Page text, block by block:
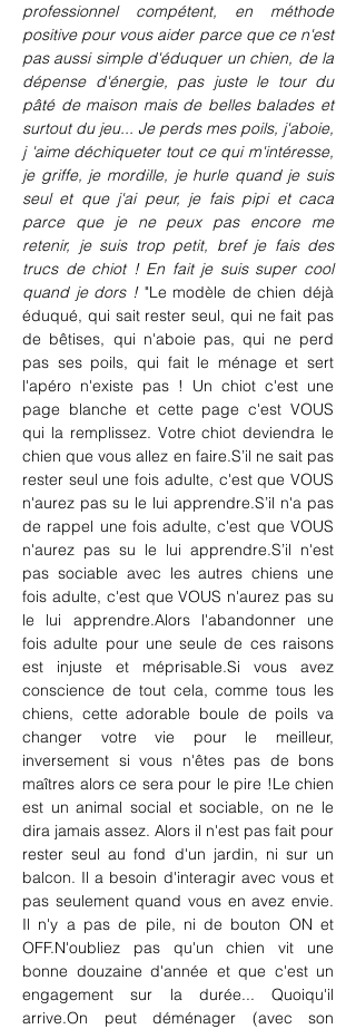
professionnel compétent, en méthode
positive pour vous aider parce que ce n'est
pas aussi simple d'éduquer un chien, de la
dépense d'énergie, pas juste le tour du
pâté de maison mais de belles balades et
surtout du jeu... Je perds mes poils, j'aboie,
j 'aime déchiqueter tout ce qui m'intéresse,
je griffe, je mordille, je hurle quand je suis
seul et que j'ai peur, je fais pipi et caca
parce que je ne peux pas encore me
retenir, je suis trop petit, bref je fais des
trucs de chiot ! En fait je suis super cool
quand je dors ! "Le modèle de chien déjà
éduqué, qui sait rester seul, qui ne fait pas
de bêtises, qui n'aboie pas, qui ne perd
pas ses poils, qui fait le ménage et sert
l'apéro n'existe pas ! Un chiot c'est une
page blanche et cette page c'est VOUS
qui la remplissez. Votre chiot deviendra le
chien que vous allez en faire.S’il ne sait pas
rester seul une fois adulte, c'est que VOUS
n'aurez pas su le lui apprendre.S’il n'a pas
de rappel une fois adulte, c'est que VOUS
n'aurez pas su le lui apprendre.S’il n'est
pas sociable avec les autres chiens une
fois adulte, c'est que VOUS n'aurez pas su
le lui apprendre.Alors l'abandonner une
fois adulte pour une seule de ces raisons
est injuste et méprisable.Si vous avez
conscience de tout cela, comme tous les
chiens, cette adorable boule de poils va
changer votre vie pour le meilleur,
inversement si vous n'êtes pas de bons
maîtres alors ce sera pour le pire !Le chien
est un animal social et sociable, on ne le
dira jamais assez. Alors il n'est pas fait pour
rester seul au fond d'un jardin, ni sur un
balcon. Il a besoin d'interagir avec vous et
pas seulement quand vous en avez envie.
Il n'y a pas de pile, ni de bouton ON et
OFF.N'oubliez pas qu'un chien vit une
bonne douzaine d'année et que c'est un
engagement sur la durée... Quoiqu'il
arrive.On peut déménager (avec son